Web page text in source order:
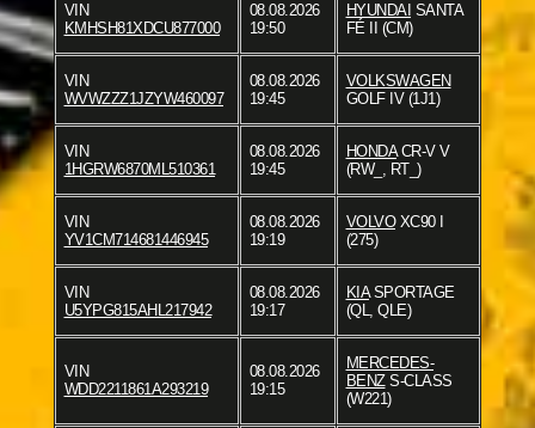
VIN
KMHSH81XDCU877000
08.08.2026
19:50
HYUNDAI SANTA
FÉ II (CM)
VIN
WVWZZZ1JZYW460097
08.08.2026
19:45
VOLKSWAGEN
GOLF IV (1J1)
VIN
1HGRW6870ML510361
08.08.2026
19:45
HONDACR-V V
(RW_, RT_)
VIN
YV1CM714681446945
08.08.2026
19:19
VOLVOXC90 I
(275)
VIN
U5YPG815AHL217942
08.08.2026
19:17
KIASPORTAGE
(QL, QLE)
VIN
WDD2211861A293219
08.08.2026
19:15
MERCEDES-
BENZS-CLASS
(W221)